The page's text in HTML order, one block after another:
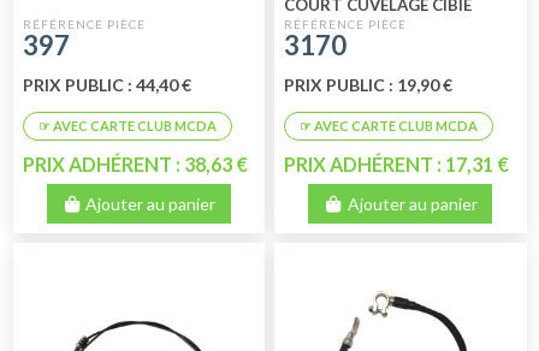
397
PRIX PUBLIC : 44,40 €
PRIX ADHÉRENT : 38,63 €
Ajouter au panier
COURT CUVELAGE CIBIE
ANCIEN MODELE 2 PLOTS
3170
PRIX PUBLIC : 19,90 €
PRIX ADHÉRENT : 17,31 €
Ajouter au panier